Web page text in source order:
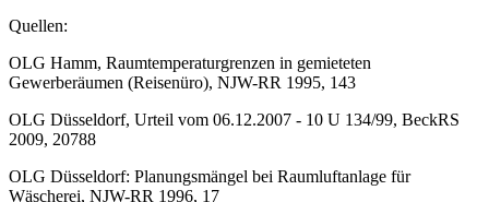
Quellen:
OLG Hamm, Raumtemperaturgrenzen in gemieteten
Gewerberäumen (Reisenüro), NJW-RR 1995, 143
OLG Düsseldorf, Urteil vom 06.12.2007 - 10 U 134/99, BeckRS
2009, 20788
OLG Düsseldorf: Planungsmängel bei Raumluftanlage für
Wäscherei, NJW-RR 1996, 17